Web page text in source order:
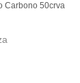
Carbono 50crva